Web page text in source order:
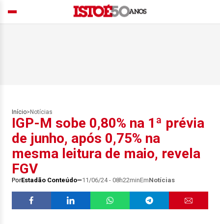
Início> Notícias
IGP-M sobe 0,80% na 1ª prévia
de junho, após 0,75% na
mesma leitura de maio, revela
FGV
PorEstadão Conteúdo 11/06/24 - 08h22minEmNotícias